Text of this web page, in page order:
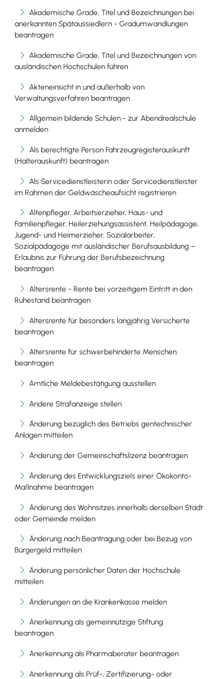
Akademische Grade, Titel und Bezeichnungen bei
anerkannten Spätaussiedlern - Gradumwandlungen
beantragen
Akademische Grade, Titel und Bezeichnungen von
ausländischen Hochschulen führen
Akteneinsicht in und außerhalb von
Verwaltungsverfahren beantragen
Allgemein bildende Schulen - zur Abendrealschule
anmelden
Als berechtigte Person Fahrzeugregisterauskunft
(Halterauskunft) beantragen
Als Servicedienstleisterin oder Servicedienstleister
im Rahmen der Geldwäscheaufsicht registrieren
Altenpfleger, Arbeitserzieher, Haus- und
Familienpfleger, Heilerziehungsassistent, Heilpädagoge,
Jugend- und Heimerzieher, Sozialarbeiter,
Sozialpädagoge mit ausländischer Berufsausbildung –
Erlaubnis zur Führung der Berufsbezeichnung
beantragen
Altersrente - Rente bei vorzeitigem Eintritt in den
Ruhestand beantragen
Altersrente für besonders langjährig Versicherte
beantragen
Altersrente für schwerbehinderte Menschen
beantragen
Amtliche Meldebestätigung ausstellen
Andere Strafanzeige stellen
Änderung bezüglich des Betriebs gentechnischer
Anlagen mitteilen
Änderung der Gemeinschaftslizenz beantragen
Änderung des Entwicklungsziels einer Ökokonto-
Maßnahme beantragen
Änderung des Wohnsitzes innerhalb derselben Stadt
oder Gemeinde melden
Änderung nach Beantragung oder bei Bezug von
Bürgergeld mitteilen
Änderung persönlicher Daten der Hochschule
mitteilen
Änderungen an die Krankenkasse melden
Anerkennung als gemeinnützige Stiftung
beantragen
Anerkennung als Pharmaberater beantragen
Anerkennung als Prüf-, Zertifizierung- oder